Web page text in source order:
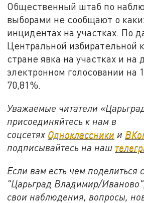
Общественный штаб по
выборами не сообщают о
инцидентах на участках. По
Центральной избирательной
стране явка на участках и на
электронном голосовании на
70,81%.
Уважаемые читатели
присоединяйтесь к нам в
соцсетях Одноклассники и
подписывайтесь на наш
Если вам есть чем поделиться
"Царьград Владимир/
свои наблюдения, вопросы,